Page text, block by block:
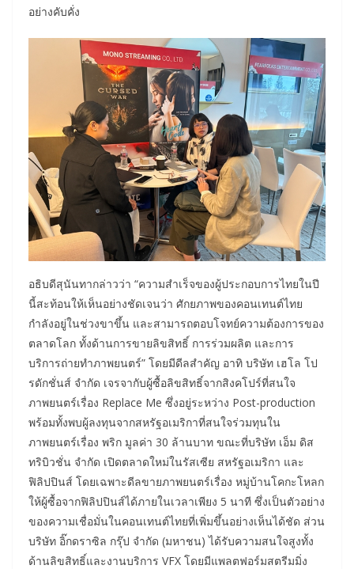
อย่างคับคั่ง
อธิบดีสุนันทากล่าวว่า “ความสำเร็จของผู้ประกอบการไทยในปี
นี้สะท้อนให้เห็นอย่างชัดเจนว่า ศักยภาพของคอนเทนต์ไทย
กำลังอยู่ในช่วงขาขึ้น และสามารถตอบโจทย์ความต้องการของ
ตลาดโลก ทั้งด้านการขายลิขสิทธิ์ การร่วมผลิต และการ
บริการถ่ายทำภาพยนตร์” โดยมีดีลสำคัญ อาทิ บริษัท เฮโล โป
รดักชั่นส์ จำกัด เจรจากับผู้ซื้อลิขสิทธิ์จากสิงคโปร์ที่สนใจ
ภาพยนตร์เรื่อง Replace Me ซึ่งอยู่ระหว่าง Post-production
พร้อมทั้งพบผู้ลงทุนจากสหรัฐอเมริกาที่สนใจร่วมทุนใน
ภาพยนตร์เรื่อง พริก มูลค่า 30 ล้านบาท ขณะที่บริษัท เอ็ม ดิส
ทริบิวชั่น จำกัด เปิดตลาดใหม่ในรัสเซีย สหรัฐอเมริกา และ
ฟิลิปปินส์ โดยเฉพาะดีลขายภาพยนตร์เรื่อง หมู่บ้านโคกะโหลก
ให้ผู้ซื้อจากฟิลิปปินส์ได้ภายในเวลาเพียง 5 นาที ซึ่งเป็นตัวอย่าง
ของความเชื่อมั่นในคอนเทนต์ไทยที่เพิ่มขึ้นอย่างเห็นได้ชัด ส่วน
บริษัท อิ๊กดราซิล กรุ๊ป จำกัด (มหาชน) ได้รับความสนใจสูงทั้ง
ด้านลิขสิทธิ์และงานบริการ VFX โดยมีแพลตฟอร์มสตรีมมิ่ง